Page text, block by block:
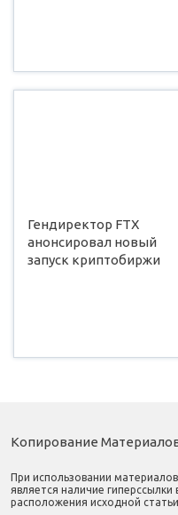
Гендиректор FTX
анонсировал новый
запуск криптобиржи
Копирование
При использовании
является наличие
расположения исходной